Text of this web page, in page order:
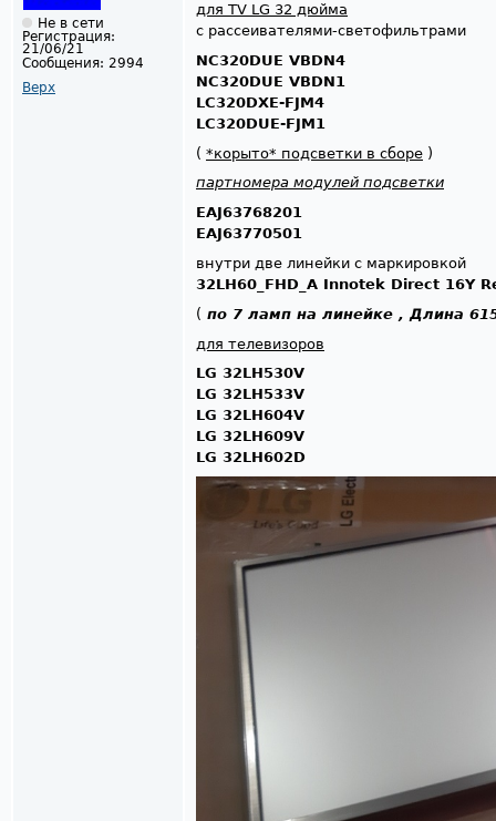
Не в сети
Регистрация:
21/06/21
Сообщения: 2994
Верх
для TV LG 32 дюйма
с рассеивателями-светофильтрами
NC320DUE VBDN4
NC320DUE VBDN1
LC320DXE-FJM4
LC320DUE-FJM1
( *корыто* подсветки в сборе )
партномера модулей подсветки
EAJ63768201
EAJ63770501
внутри две линейки с маркировкой
32LH60_FHD_A Innotek Direct 16Y
( по 7 ламп на линейке , Длина
для телевизоров
LG 32LH530V
LG 32LH533V
LG 32LH604V
LG 32LH609V
LG 32LH602D